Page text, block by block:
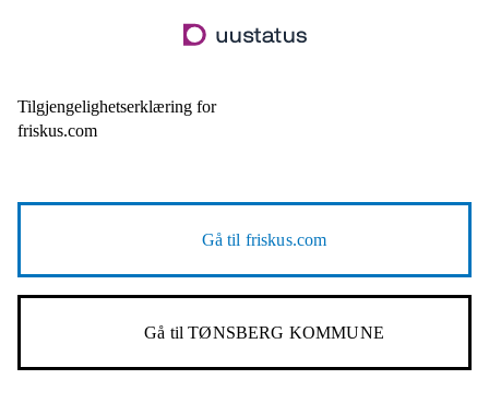
til
Tilgjengelighetserklæring for
friskus.com
Gå til friskus.com
Gå tilTØNSBERG KOMMUNE